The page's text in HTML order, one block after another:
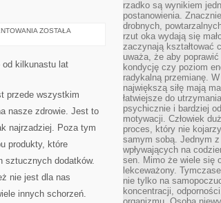
LUDZIE
KUCHARSKIE,
RÓŻNE
ZOSTAŁA
od kilkunastu lat
przede wszystkim
nasze zdrowie. Jest to
najrzadziej. Poza tym
produkty, które
sztucznych dodatków.
nie jest dla nas
innych schorzeń.
rzadko są wynikiem
postanowienia.
drobnych,
rzut oka wydają się
zaczynają kształtować
uważa, że aby
kondycję czy poziom
radykalną przemianę.
największą siłę mają
łatwiejsze do
psychicznie i bardziej
motywacji. Człowiek
proces, który nie
samym sobą. Jednym
wpływających na
sen. Mimo że wiele się
lekceważony.
nie tylko na
koncentracji,